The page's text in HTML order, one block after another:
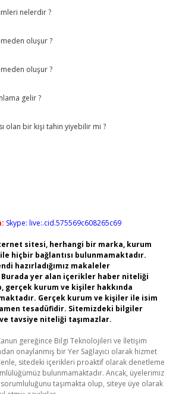
nelerdir ?
oluşur ?
oluşur ?
gelir ?
olan bir kişi tahin yiyebilir mi ?
Skype: live:.cid.575569c608265c69
sitesi, herhangi bir marka, kurum
hiçbir bağlantısı bulunmamaktadır.
hazırladığımız makaleler
Burada yer alan içerikler haber niteliği
gerçek kurum ve kişiler hakkında
Gerçek kurum ve kişiler ile isim
tesadüfidir. Sitemizdeki bilgiler
tavsiye niteliği taşımazlar.
gereğince Bilgi Teknolojileri ve İletişim
onaylanmış bir Yer Sağlayıcı olarak hizmet
sitedeki içerikleri proaktif olarak denetleme
bulunmamaktadır. Ancak, üyelerimiz
taşımakta olup, siteye üye olarak